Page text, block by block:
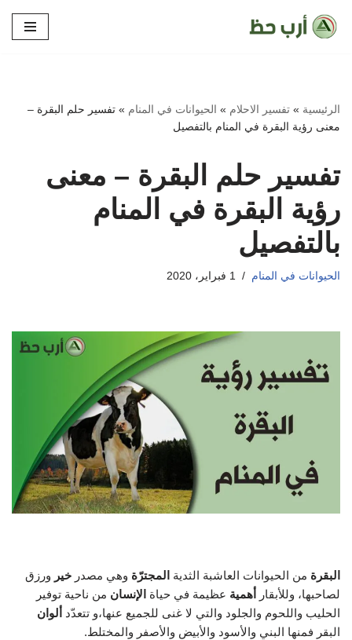
تخطى
الرئيسية » تفسير الاحلام » الحيوانات في المنام » تفسير حلم البقرة –
معنى رؤية البقرة في المنام بالتفصيل
تفسير حلم البقرة – معنى
رؤية البقرة في المنام
بالتفصيل
الحيوانات في المنام 1 فبراير، 2020
البقرة من الحيوانات العاشبة الثدية المجترّة وهي مصدر خير ورزق
لصاحبها، وللأبقار أهمية عظيمة في حياة الإنسان من ناحية توفير
الحليب واللحوم والجلود والتي لا غنى للجميع عنها،و تتعدّد ألوان
البقر فمنها البني والأسود والأبيض والأصفر والمختلط.